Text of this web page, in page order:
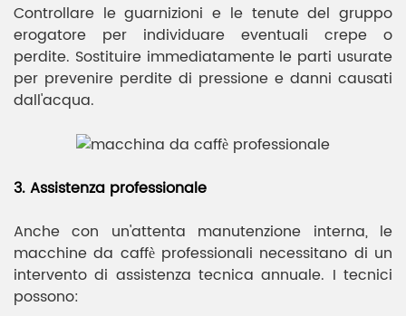
Controllare le guarnizioni e le tenute del gruppo
erogatore per individuare eventuali crepe o
perdite. Sostituire immediatamente le parti usurate
per prevenire perdite di pressione e danni causati
dall'acqua.
3. Assistenza professionale
Anche con un'attenta manutenzione interna, le
macchine da caffè professionali necessitano di un
intervento di assistenza tecnica annuale. I tecnici
possono: